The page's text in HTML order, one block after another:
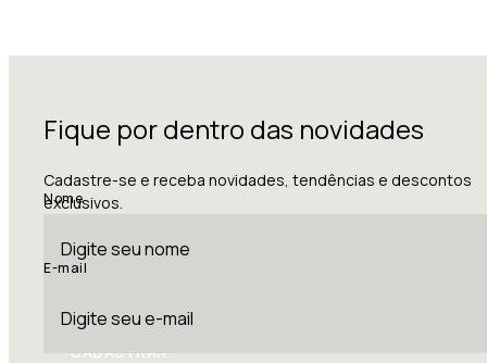
Fique por dentro das novidades
Cadastre-se e receba novidades, tendências e descontos
exclusivos.
Nome
E-mail
CADASTRAR